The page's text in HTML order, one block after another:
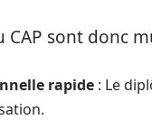
CAP sont donc
rapide : Le